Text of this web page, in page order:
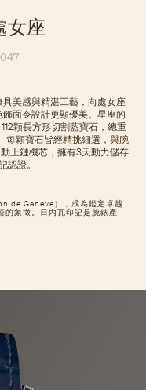
女座
de Genève），成為鑑定卓越
的象徵。日內瓦印記是腕錶產
美感與精湛工藝，向處女座
面令設計更顯優美。星座的
顆長方形切割藍寶石，總重
每顆寶石皆經精挑細選，與腕
上鏈機芯，擁有3天動力儲存
認證。